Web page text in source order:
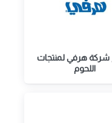
هرفي لمنتجات
اللحوم